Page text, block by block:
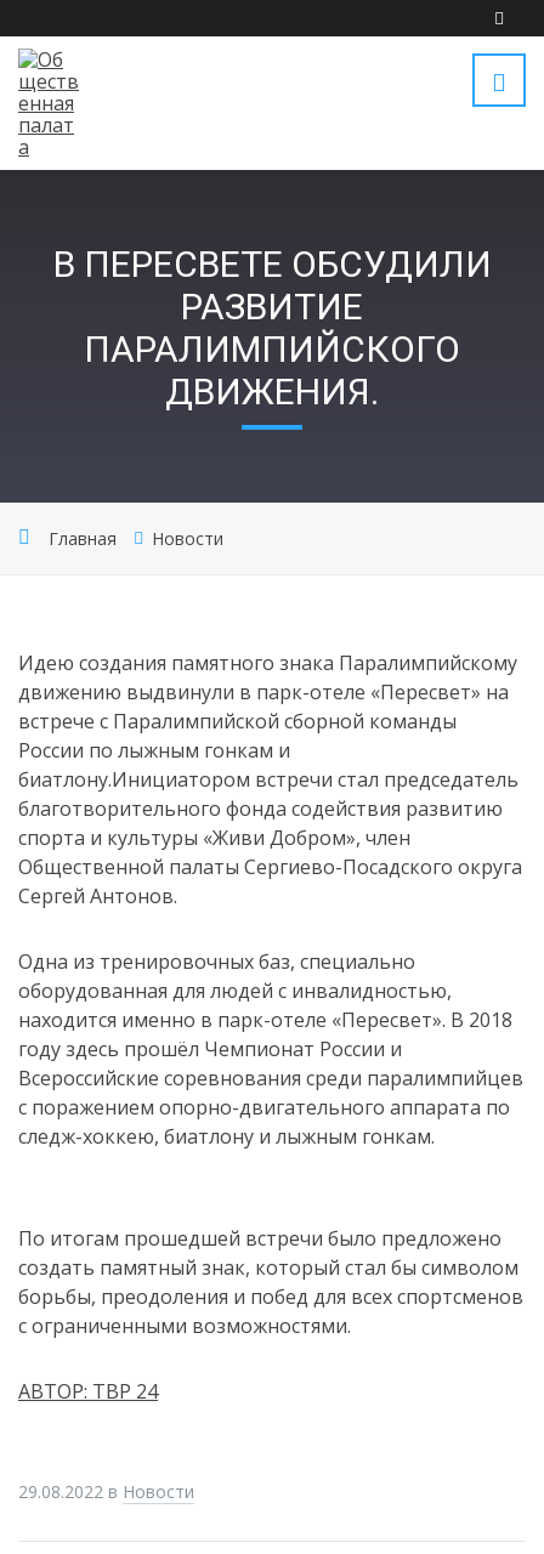
В ПЕРЕСВЕТЕ ОБСУДИЛИ
РАЗВИТИЕ
ПАРАЛИМПИЙСКОГО
ДВИЖЕНИЯ.
Главная Новости
Идею создания памятного знака Паралимпийскому
движению выдвинули в парк-отеле «Пересвет» на
встрече с Паралимпийской сборной команды
России по лыжным гонкам и
биатлону.Инициатором встречи стал председатель
благотворительного фонда содействия развитию
спорта и культуры «Живи Добром», член
Общественной палаты Сергиево-Посадского округа
Сергей Антонов.
Одна из тренировочных баз, специально
оборудованная для людей с инвалидностью,
находится именно в парк-отеле «Пересвет». В 2018
году здесь прошёл Чемпионат России и
Всероссийские соревнования среди паралимпийцев
с поражением опорно-двигательного аппарата по
следж-хоккею, биатлону и лыжным гонкам.
По итогам прошедшей встречи было предложено
создать памятный знак, который стал бы символом
борьбы, преодоления и побед для всех спортсменов
с ограниченными возможностями.
АВТОР: ТВР 24
29.08.2022 в Новости